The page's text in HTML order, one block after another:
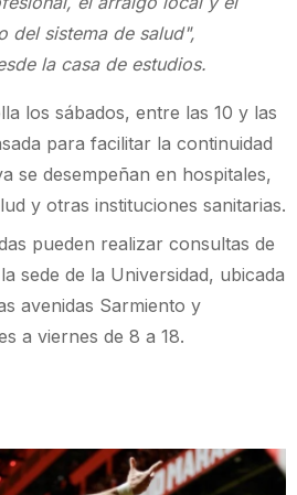
del sistema de salud",
la casa de estudios.
los sábados, entre las 10 y las
para facilitar la continuidad
se desempeñan en hospitales,
y otras instituciones sanitarias.
pueden realizar consultas de
sede de la Universidad, ubicada
avenidas Sarmiento y
a viernes de 8 a 18.